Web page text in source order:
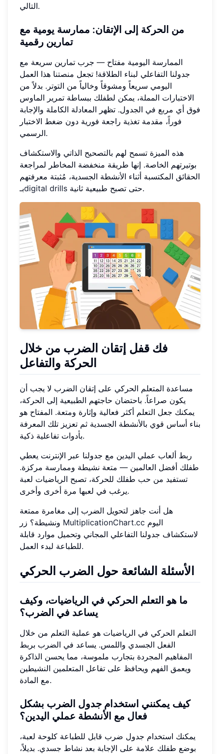
التالي.
من الحركة إلى الإتقان: ممارسة يومية مع
تمارين رقمية
الممارسة اليومية مفتاح — جرب تمارين سريعة مع
جدولنا التفاعلي لبناء الطلاقة! تجعل منصتنا هذا العمل
اليومي سريعاً ومشوقاً وخالياً من التوتر. بدلاً من
الاختبارات المملة، يمكن لطفلك ببساطة تمرير الماوس
فوق أي مربع في الجدول. تظهر المعادلة الكاملة والإجابة
فوراً، مقدمة تغذية راجعة فورية دون ضغط الاختبار
الرسمي.
هذه الميزة تسمح لهم بالتصحيح الذاتي والاستكشاف
بوتيرتهم الخاصة. إنها طريقة منخفضة المخاطر لمراجعة
الحقائق المكتسبة أثناء الأنشطة الجسدية، مُثبتة معرفتهم
بـdigital drills حتى تصبح طبيعية ثانية.
فك قفل إتقان الضرب من خلال
الحركة والتفاعل
مساعدة المتعلم الحركي على إتقان الضرب لا يجب أن
يكون صراعاً. باحتضان حاجتهم الطبيعية إلى الحركة،
يمكنك جعل التعلم أكثر فعالية وإثارة ومتعة. المفتاح هو
بناء أساس قوي بالأنشطة الجسدية ثم تعزيز تلك المعرفة
بأدوات تفاعلية ذكية.
ربط ألعاب عملي اليدين مع جدولنا عبر الإنترنت يعطي
طفلك أفضل العالمين — متعة نشيطة وممارسة مركزة.
تستفيد من حب طفلك للحركة، تصبح الرياضيات لعبة
يرغب في لعبها مرة أخرى وأخرى.
هل أنت جاهز لتحويل الضرب إلى مغامرة ممتعة
MultiplicationChart.cc
لاستكشاف جدولنا التفاعلي المجاني وتحميل موارد قابلة
للطباعة لبدء العمل.
الأسئلة الشائعة حول الضرب الحركي
ما هو التعلم الحركي في الرياضيات، وكيف
يساعد في الضرب؟
التعلم الحركي في الرياضيات هو عملية التعلم من خلال
الفعل الجسدي واللمس. يساعد في الضرب بربط
المفاهيم المجردة بتجارب ملموسة، مما يحسن الذاكرة
ويعمق الفهم ويحافظ على تفاعل المتعلمين النشيطين
مع المادة.
كيف يمكنني استخدام جدول الضرب بشكل
فعال مع الأنشطة عملي اليدين؟
يمكنك استخدام جدول ضرب قابل للطباعة كلوحة لعبة،
بوضع طفلك علامة على الإجابة بعد نشاط جسدي. بديلاً،